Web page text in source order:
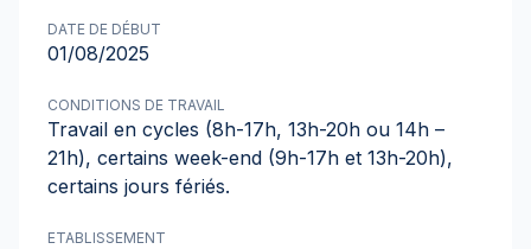
DATE DE DÉBUT
01/08/2025
CONDITIONS DE TRAVAIL
Travail en cycles (8h-17h, 13h-20h ou 14h –
21h), certains week-end (9h-17h et 13h-20h),
certains jours fériés.
ETABLISSEMENT